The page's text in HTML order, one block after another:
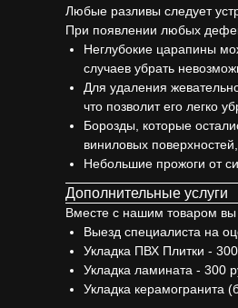
Любые разливы следует
При появлении любых
Неглубокие царапины
случаев убрать
Для удаления
что позволит его легко
Борозды, которые
виниловых
Небольшие прожоги от
Дополнительные услуги
Вместе с нашим товаром вы
Выезд специалиста на
Укладка ПВХ Плитки -
Укладка ламината - 300
Укладка керамогранита